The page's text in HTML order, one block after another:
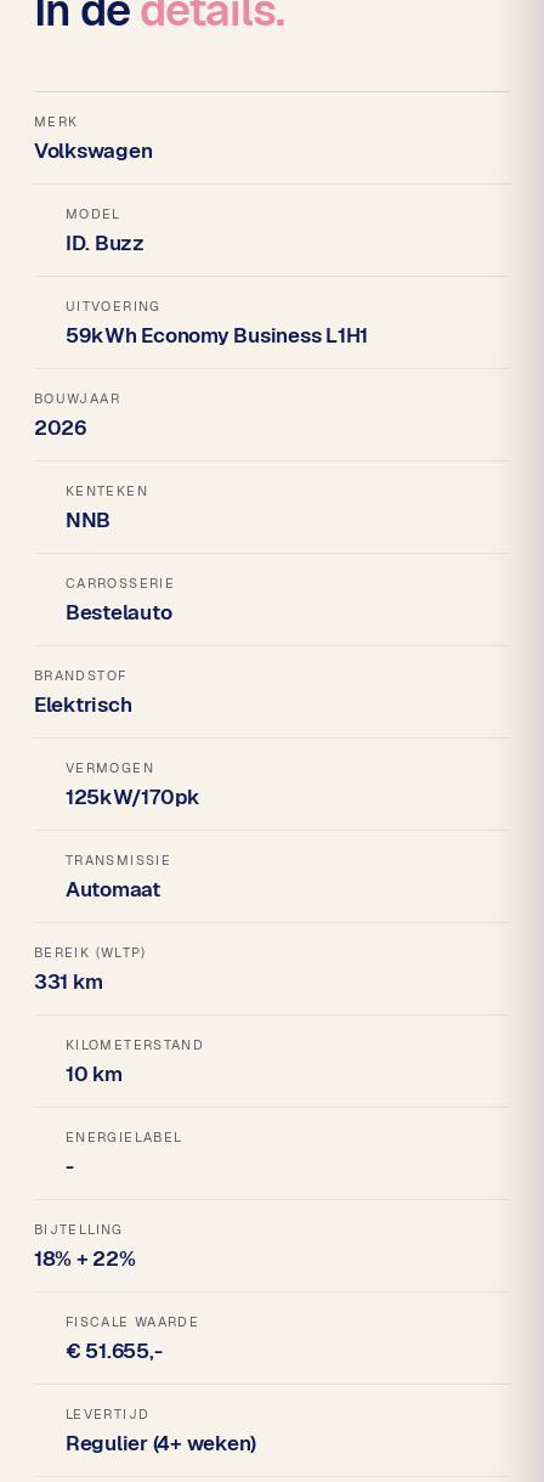
MERK
Volkswagen
MODEL
ID. Buzz
UITVOERING
59kWh Economy Business L1H1
BOUWJAAR
2026
KENTEKEN
NNB
CARROSSERIE
Bestelauto
BRANDSTOF
Elektrisch
VERMOGEN
125kW/170pk
TRANSMISSIE
Automaat
BEREIK (WLTP)
331 km
KILOMETERSTAND
10 km
ENERGIELABEL
-
BIJTELLING
18% + 22%
FISCALE WAARDE
€ 51.655,-
LEVERTIJD
Regulier (4+ weken)